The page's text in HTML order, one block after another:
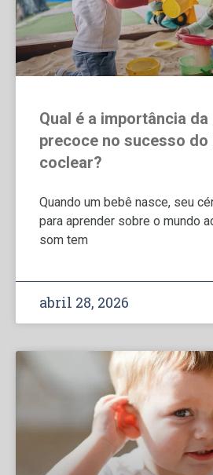
Qual é a importância
precoce no sucesso do
coclear?
Quando um bebê nasce, seu
para aprender sobre o mundo
som tem
abril 28, 2026